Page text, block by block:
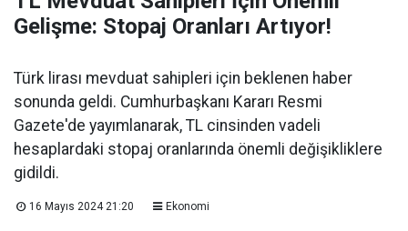
Gelişme: Stopaj Oranları Artıyor!
Türk lirası mevduat sahipleri için beklenen haber
sonunda geldi. Cumhurbaşkanı Kararı Resmi
Gazete'de yayımlanarak, TL cinsinden vadeli
hesaplardaki stopaj oranlarında önemli değişikliklere
gidildi.
16 Mayıs 2024 21:20 Ekonomi